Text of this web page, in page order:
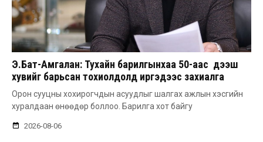
Э.Бат-Амгалан: Тухайн барилгынхаа 50-аас дээш
хувийг барьсан тохиолдолд иргэдээс захиалга
авдаг болгоно
Орон сууцны хохирогчдын асуудлыг шалгах ажлын хэсгийн
хуралдаан өнөөдөр боллоо. Барилга хот байгу
2026-08-06